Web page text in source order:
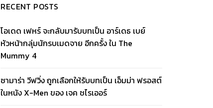
RECENT POSTS
โอเดด เฟหร์ จะกลับมารับบทเป็น อาร์เดธ เบย์
หัวหน้ากลุ่มนักรบเมดจาย อีกครั้ง ใน The
Mummy 4
ซามาร่า วีฟวิ่ง ถูกเลือกให้รับบทเป็น เอ็มม่า ฟรอสต์
ในหนัง X-Men ของ เจค ชไรเออร์